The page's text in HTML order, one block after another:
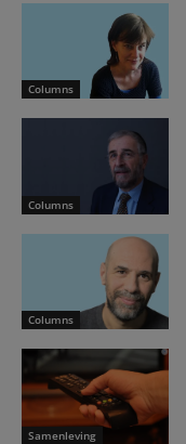
Columns
Columns
Columns
Samenleving